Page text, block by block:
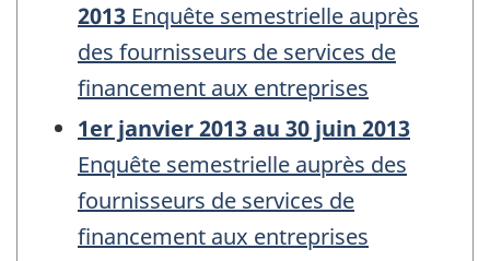
2013 Enquête semestrielle auprès
des fournisseurs de services de
financement aux entreprises
1er janvier 2013 au 30 juin 2013
Enquête semestrielle auprès des
fournisseurs de services de
financement aux entreprises